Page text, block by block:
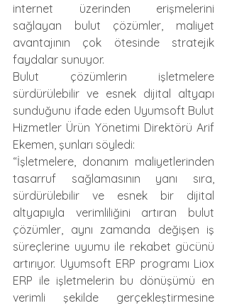
internet üzerinden erişmelerini
sağlayan bulut çözümler, maliyet
avantajının çok ötesinde stratejik
faydalar sunuyor.
Bulut çözümlerin işletmelere
sürdürülebilir ve esnek dijital altyapı
sunduğunu ifade eden Uyumsoft Bulut
Hizmetler Ürün Yönetimi Direktörü Arif
Ekemen, şunları söyledi:
“İşletmelere, donanım maliyetlerinden
tasarruf sağlamasının yanı sıra,
sürdürülebilir ve esnek bir dijital
altyapıyla verimliliğini artıran bulut
çözümler, aynı zamanda değişen iş
süreçlerine uyumu ile rekabet gücünü
artırıyor. Uyumsoft ERP programı Liox
ERP ile işletmelerin bu dönüşümü en
verimli şekilde gerçekleştirmesine